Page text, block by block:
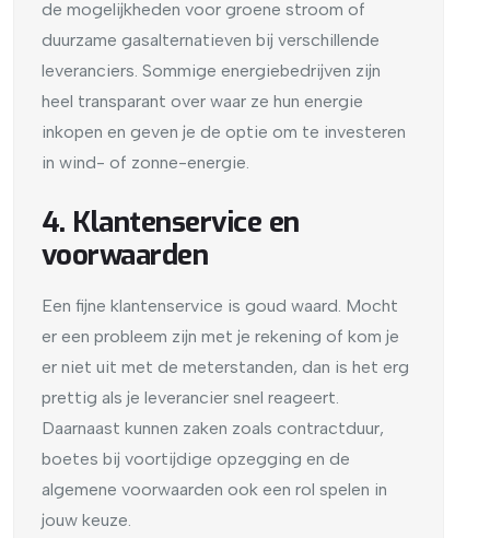
de mogelijkheden voor groene stroom of
duurzame gasalternatieven bij verschillende
leveranciers. Sommige energiebedrijven zijn
heel transparant over waar ze hun energie
inkopen en geven je de optie om te investeren
in wind- of zonne-energie.
4. Klantenservice en
voorwaarden
Een fijne klantenservice is goud waard. Mocht
er een probleem zijn met je rekening of kom je
er niet uit met de meterstanden, dan is het erg
prettig als je leverancier snel reageert.
Daarnaast kunnen zaken zoals contractduur,
boetes bij voortijdige opzegging en de
algemene voorwaarden ook een rol spelen in
jouw keuze.